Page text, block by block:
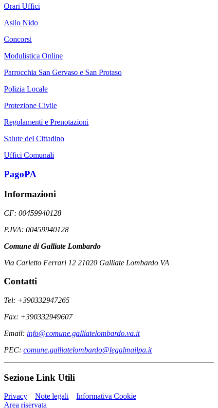
Orari Uffici
Asilo Nido
Concorsi
Modulistica Online
Parrocchia San Gervaso e San Protaso
Polizia Locale
Protezione Civile
Regolamenti e Prenotazioni
Salute del Cittadino
Uffici Comunali
PagoPA
Informazioni
CF: 00459940128
P.IVA: 00459940128
Comune di Galliate Lombardo
Via Carletto Ferrari 12 21020 Galliate Lombardo VA
Contatti
Tel: +390332947265
Fax: +390332949607
Email: info@comune.galliatelombardo.va.it
PEC: comune.galliatelombardo@legalmailpa.it
Sezione Link Utili
Privacy Note legali
Informativa Cookie
Area riservata